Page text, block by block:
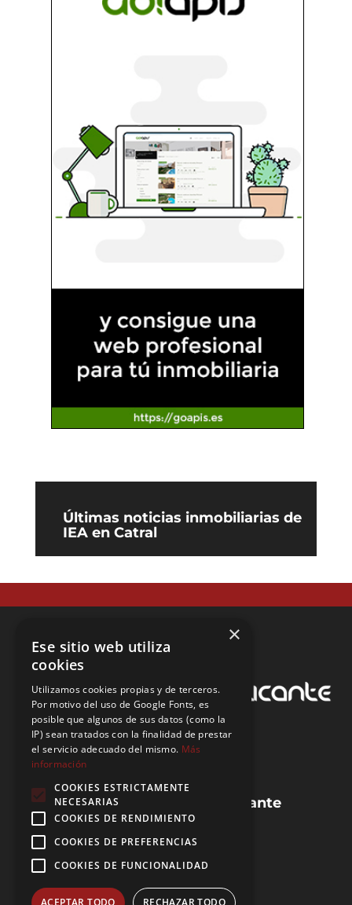
Últimas noticias inmobiliarias de
IEA en Catral
Guias de la provincia de Alicante
Preguntas frecuentes (FAQ)
Blog de IEA
Agencias de IEA
×
Ese sitio web utiliza
cookies
Utilizamos cookies propias y de terceros.
Por motivo del uso de Google Fonts, es
posible que algunos de sus datos (como la
IP) sean tratados con la finalidad de prestar
el servicio adecuado del mismo. Más
información
COOKIES ESTRICTAMENTE
NECESARIAS
COOKIES DE RENDIMIENTO
COOKIES DE PREFERENCIAS
COOKIES DE FUNCIONALIDAD
ACEPTAR TODO RECHAZAR TODO